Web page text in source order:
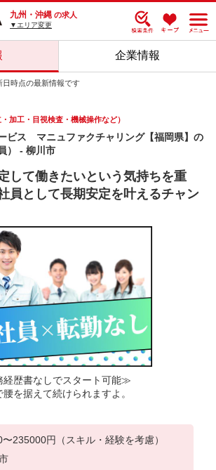
九州・沖縄 の求人
▼エリア変更
企業情報
時点の最新情報です
加工・目視検査・機械操作など）
ビス マニュファクチャリング【福岡県】の
） - 柳川市
して働きたいという気持ちを重
員として長期安定を叶えるチャン
歴書なしでスタート可能≫
を据えて続けられますよ。
235000円（スキル・経験を考慮）